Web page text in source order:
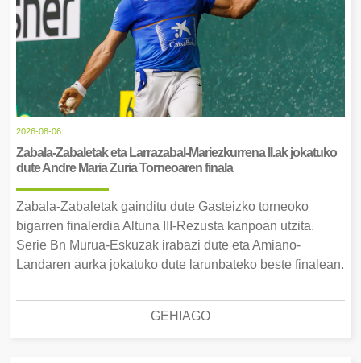
2026-08-06
Zabala-Zabaletak eta Larrazabal-Mariezkurrena II.ak jokatuko
dute Andre Maria Zuria Torneoaren finala
Zabala-Zabaletak gainditu dute Gasteizko torneoko
bigarren finalerdia Altuna III-Rezusta kanpoan utzita.
Serie Bn Murua-Eskuzak irabazi dute eta Amiano-
Landaren aurka jokatuko dute larunbateko beste finalean.
GEHIAGO